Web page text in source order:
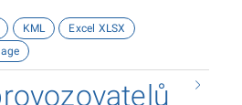
systém je použit WGS
dat je Krajský úřad
KML
Excel XLSX